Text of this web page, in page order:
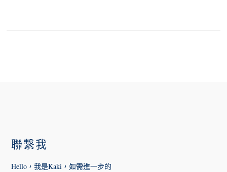
聯繫我
Hello，我是Kaki，如需進一步的